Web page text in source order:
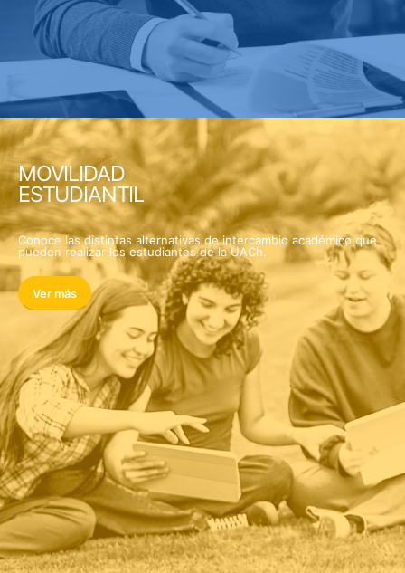
MOVILIDAD
ESTUDIANTIL
Conoce las distintas alternativas de intercambio académico que
pueden realizar los estudiantes de la UACh.
Ver más